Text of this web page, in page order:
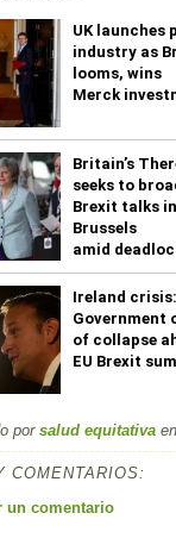
UK launches
industry as
looms, wins
Merck
Britain’s
seeks to
Brexit talks in
Brussels
amid
Ireland crisis:
Government
of collapse
EU Brexit
porsalud equitativa en
COMENTARIOS:
un comentario